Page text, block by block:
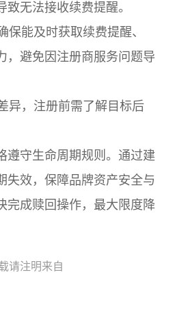
无法接收续费提醒。
能及时获取续费提醒、
，避免因注册商服务问题导
异，注册前需了解目标后
遵守生命周期规则。通过建
失效，保障品牌资产安全与
完成赎回操作，最大限度降
请注明来自